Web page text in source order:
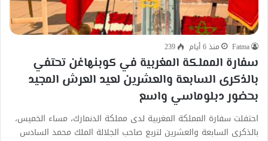
Fatma منذ 6 أيام 239
سفارة المملكة المغربية في كوبنهاغن تحتفي
بالذكرى السابعة والعشرين لعيد العرش المجيد
بحضور دبلوماسي واسع
احتفلت سفارة المملكة المغربية لدى مملكة الدنمارك، مساء الخميس،
بالذكرى السابعة والعشرين لتربع صاحب الجلالة الملك محمد السادس